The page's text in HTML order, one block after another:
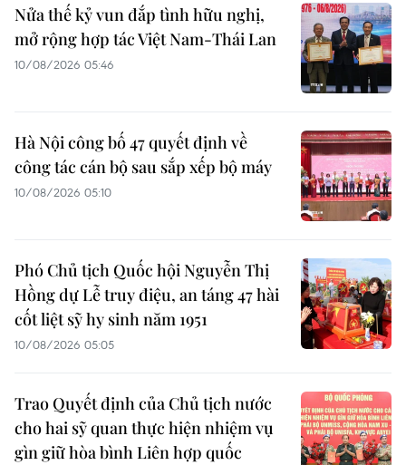
Nửa thế kỷ vun đắp tình hữu nghị,
mở rộng hợp tác Việt Nam-Thái Lan
10/08/2026 05:46
Hà Nội công bố 47 quyết định về
công tác cán bộ sau sắp xếp bộ máy
10/08/2026 05:10
Phó Chủ tịch Quốc hội Nguyễn Thị
Hồng dự Lễ truy điệu, an táng 47 hài
cốt liệt sỹ hy sinh năm 1951
10/08/2026 05:05
Trao Quyết định của Chủ tịch nước
cho hai sỹ quan thực hiện nhiệm vụ
gìn giữ hòa bình Liên hợp quốc